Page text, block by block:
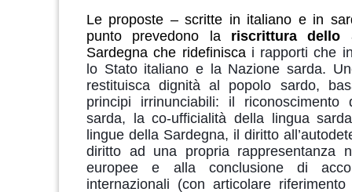
Le proposte – scritte in italiano e in
punto prevedono la riscrittura dello
Sardegna che ridefinisca i rapporti che
lo Stato italiano e la Nazione sarda.
restituisca dignità al popolo sardo,
principi irrinunciabili: il riconoscimento
sarda, la co-ufficialità della lingua
lingue della Sardegna, il diritto
diritto ad una propria rappresentanza
europee e alla conclusione di
internazionali (con articolare